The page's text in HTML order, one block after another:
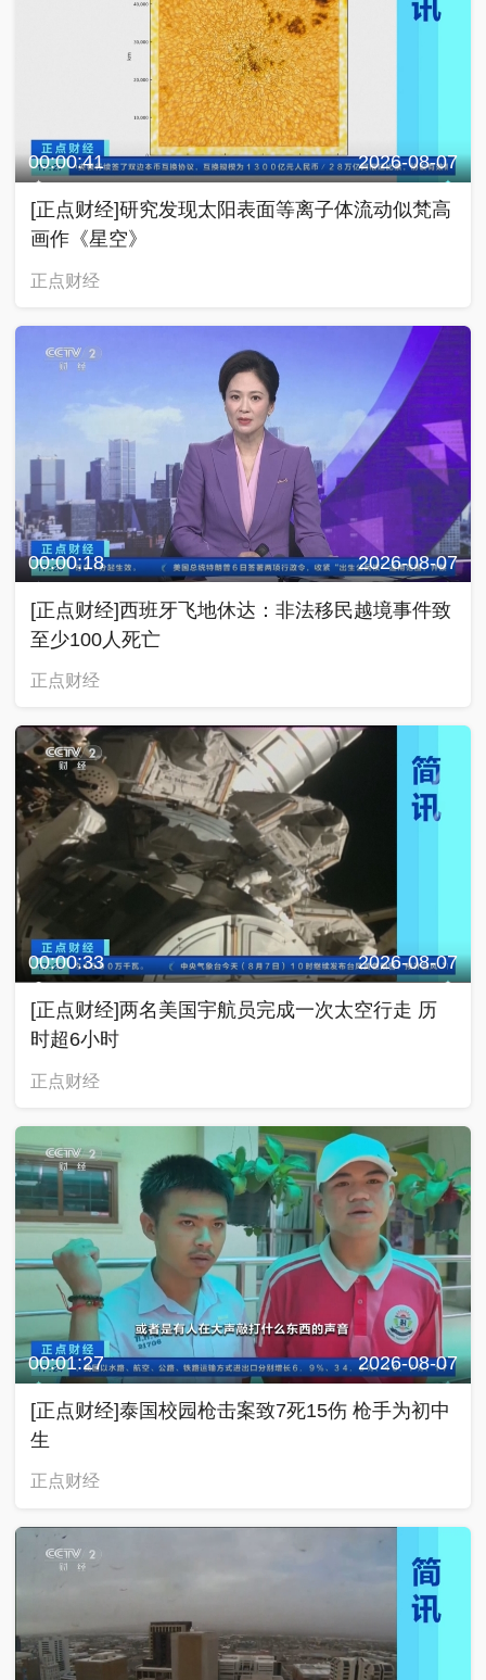
00:00:41 2026-08-07
[正点财经]研究发现太阳表面等离子体流动似梵高
画作《星空》
正点财经
00:00:18 2026-08-07
[正点财经]西班牙飞地休达：非法移民越境事件致
至少100人死亡
正点财经
00:00:33 2026-08-07
[正点财经]两名美国宇航员完成一次太空行走 历
时超6小时
正点财经
00:01:27 2026-08-07
[正点财经]泰国校园枪击案致7死15伤 枪手为初中
生
正点财经